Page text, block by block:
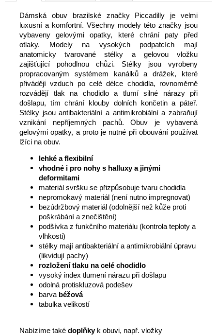
Dámská obuv brazilské značky Piccadilly je velmi
luxusní a komfortní. Všechny modely této značky jsou
vybaveny gelovými opatky, které chrání paty před
otlaky. Modely na vysokých podpatcích mají
anatomicky tvarované stélky a gelovou vložku
zajišťující pohodlnou chůzi. Stélky jsou vyrobeny
propracovaným systémem kanálků a drážek, které
přivádějí vzduch po celé délce chodidla, rovnoměrně
rozvádějí tlak na chodidlo a tlumí silné nárazy při
došlapu, tím chrání klouby dolních končetin a páteř.
Stélky jsou antibakteriální a antimikrobiální a zabraňují
vznikání nepříjemných pachů. Obuv je vybavená
gelovými opatky, a proto je nutné při obouvání používat
lžíci na obuv.
lehké a flexibilní
vhodné i pro nohy s halluxy a jinými
deformitami
materiál svršku se přizpůsobuje tvaru chodidla
nepromokavý materiál (není nutno impregnovat)
bezúdržbový materiál (odolnější než kůže proti
poškrábání a znečištění)
podšívka z funkčního materiálu (kontrola teploty a
vlhkosti)
stélky mají antibakteriální a antimikrobiální úpravu
(likvidují pachy)
rozložení tlaku na celé chodidlo
vysoký index tlumení nárazu při došlapu
odolná protiskluzová podešev
barva béžová
tabulka velikostí
Nabízíme také doplňkyk obuvi, např. vložky